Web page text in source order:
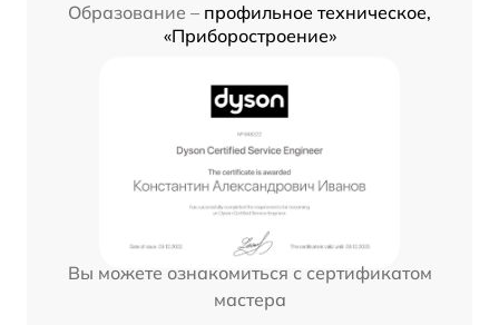
Образование – профильное техническое,
«Приборостроение»
Вы можете ознакомиться с сертификатом
мастера